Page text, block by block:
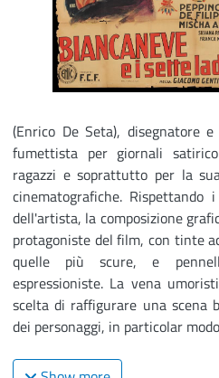
(Enrico De Seta), disegnatore
fumettista per giornali
ragazzi e soprattutto per la
cinematografiche.
dell'artista, la composizione
protagoniste del film, con tinte
quelle più scure, e
espressioniste. La vena
scelta di raffigurare una
dei personaggi, in particolar